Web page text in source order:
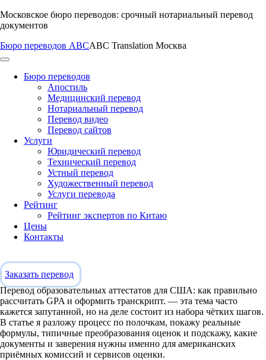
Перейти
к
Московское бюро переводов: срочный нотариальный перевод
документов
Бюро переводов ABCABC Translation Москва
Бюро переводов
Апостиль
Медицинский перевод
Нотариальный перевод
Перевод видео
Перевод сайтов
Услуги
Юридический перевод
Технический перевод
Устный перевод
Художественный перевод
Услуги перевода
Рейтинг
Рейтинг экспертов по Китаю
Цены
Контакты
Заказать перевод
Перевод образовательных аттестатов для США: как правильно
рассчитать GPA и оформить транскрипт. — эта тема часто
кажется запутанной, но на деле состоит из набора чётких шагов.
В статье я разложу процесс по полочкам, покажу реальные
формулы, типичные преобразования оценок и подскажу, какие
документы и заверения нужны именно для американских
приёмных комиссий и сервисов оценки.